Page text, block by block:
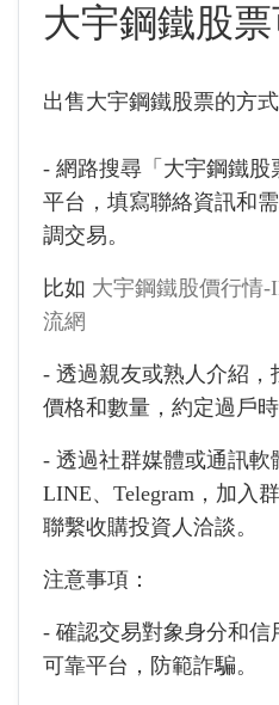
大宇鋼鐵股
出售大宇鋼鐵股票的方式
- 網路搜尋「大宇鋼鐵
平台，填寫聯絡資訊和
調交易。
比如 大宇鋼鐵股價行情-
流網
- 透過親友或熟人介紹
價格和數量，約定過戶時
- 透過社群媒體或通訊軟
LINE、Telegram，加入
聯繫收購投資人洽談。
注意事項：
- 確認交易對象身分和
可靠平台，防範詐騙。